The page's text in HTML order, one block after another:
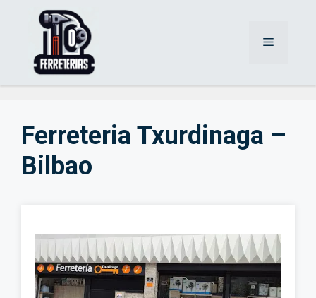
Menú
Ferreteria Txurdinaga –
Bilbao